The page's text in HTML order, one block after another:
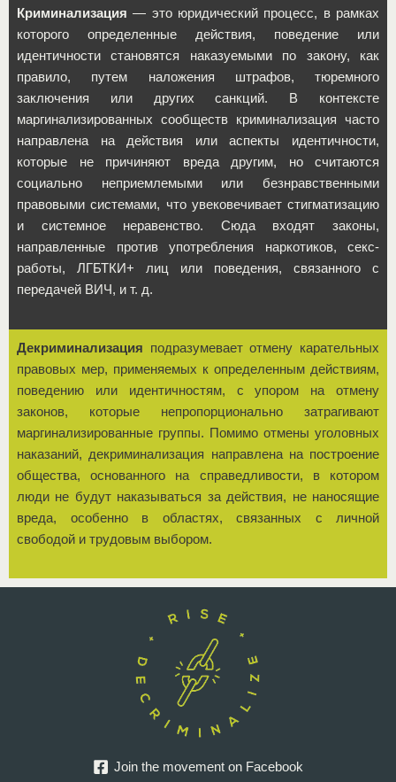
Криминализация — это юридический процесс, в рамках
которого определенные действия, поведение или
идентичности становятся наказуемыми по закону, как
правило, путем наложения штрафов, тюремного
заключения или других санкций. В контексте
маргинализированных сообществ криминализация часто
направлена ​​на действия или аспекты идентичности,
которые не причиняют вреда другим, но считаются
социально неприемлемыми или безнравственными
правовыми системами, что увековечивает стигматизацию
и системное неравенство. Сюда входят законы,
направленные против употребления наркотиков, секс-
работы, ЛГБТКИ+ лиц или поведения, связанного с
передачей ВИЧ, и т. д.
Декриминализация подразумевает отмену карательных
правовых мер, применяемых к определенным действиям,
поведению или идентичностям, с упором на отмену
законов, которые непропорционально затрагивают
маргинализированные группы. Помимо отмены уголовных
наказаний, декриминализация направлена ​​на построение
общества, основанного на справедливости, в котором
люди не будут наказываться за действия, не наносящие
вреда, особенно в областях, связанных с личной
свободой и трудовым выбором.
Join the movement on Facebook